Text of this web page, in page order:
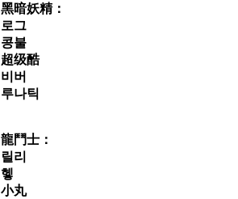
黑暗妖精：
로그
콩불
超级酷
비버
루나틱
龍鬥士：
릴리
헿
小丸